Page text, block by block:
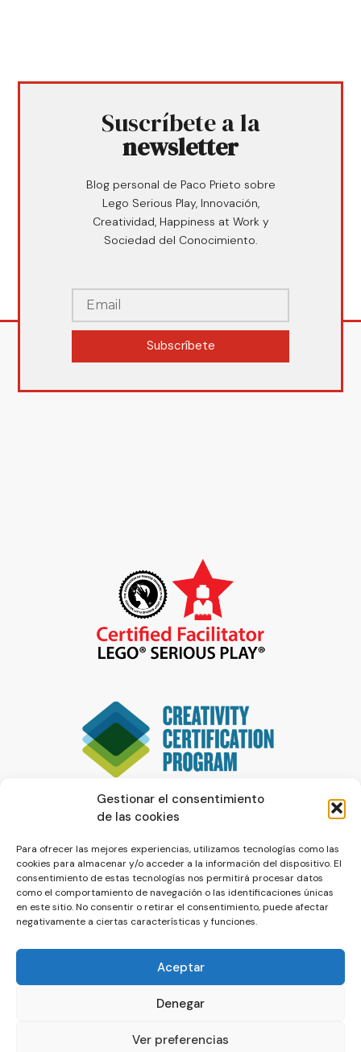
Gestionar el consentimiento
de las cookies
Para ofrecer las mejores experiencias, utilizamos tecnologías como las
cookies para almacenar y/o acceder a la información del dispositivo. El
consentimiento de estas tecnologías nos permitirá procesar datos
como el comportamiento de navegación o las identificaciones únicas
en este sitio. No consentir o retirar el consentimiento, puede afectar
negativamente a ciertas características y funciones.
Aceptar
Denegar
Ver preferencias
Suscríbete a la
newsletter
Blog personal de Paco Prieto sobre
Lego Serious Play, Innovación,
Creatividad, Happiness at Work y
Sociedad del Conocimiento.
Subscríbete
© La Servilleta - El Blog de Paco Prieto